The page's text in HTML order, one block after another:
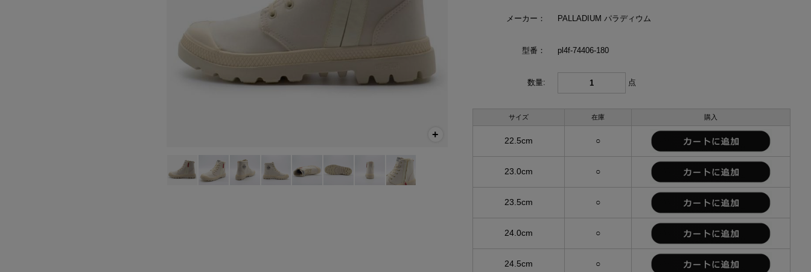
メーカー： PALLADIUM パラディウム
型番： pl4f-74406-180
数量: 点
サイズ 在庫 購入
22.5cm ○
23.0cm ○
23.5cm ○
24.0cm ○
24.5cm ○